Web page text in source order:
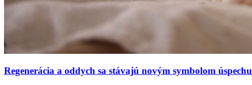
Regenerácia a oddych sa stávajú novým symbolom úspechu